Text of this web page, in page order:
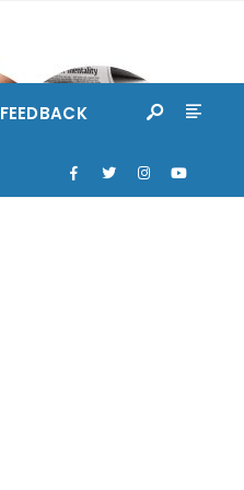
FEEDBACK